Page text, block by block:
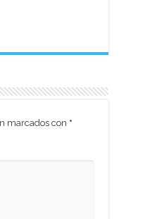
marcados con *